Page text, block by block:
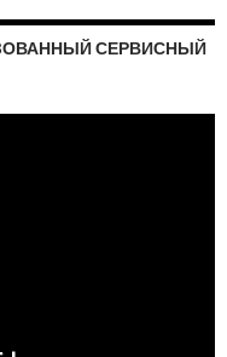
СЕРВИСНЫЙ